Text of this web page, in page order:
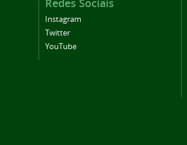
Redes Sociais
Instagram
Twitter
YouTube